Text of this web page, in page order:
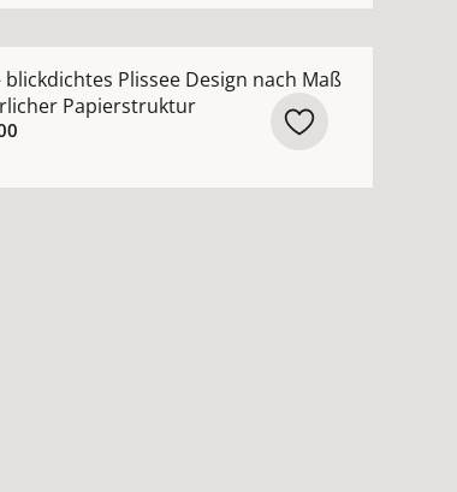
blickdichtes Plissee Design nach Maß
Papierstruktur